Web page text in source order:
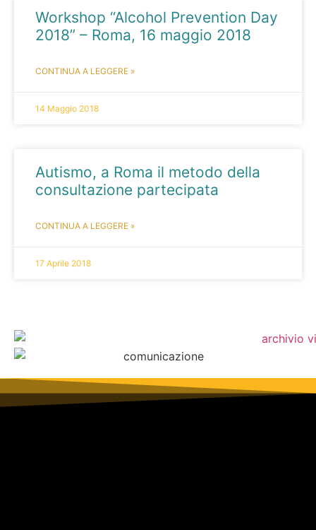
Workshop “Alcohol Prevention Day
2018” – Roma, 16 maggio 2018
CONTINUA A LEGGERE »
14 Maggio 2018
Autismo, a Roma il metodo della
consultazione partecipata
CONTINUA A LEGGERE »
17 Aprile 2018